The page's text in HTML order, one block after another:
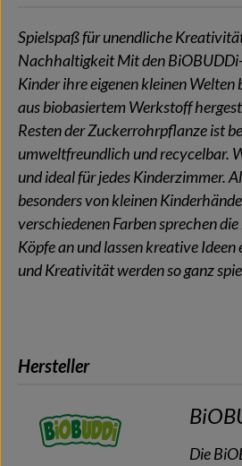
Spielspaß für unendliche
Nachhaltigkeit Mit den
Kinder ihre eigenen kleinen Welten
aus biobasiertem Werkstoff
Resten der Zuckerrohrpflanze ist
umweltfreundlich und recycelbar.
und ideal für jedes Kinderzimmer.
besonders von kleinen
verschiedenen Farben sprechen
Köpfe an und lassen kreative
und Kreativität werden so ganz
Hersteller
Die